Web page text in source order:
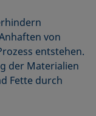
von
entstehen.
der Materialien
Fette durch